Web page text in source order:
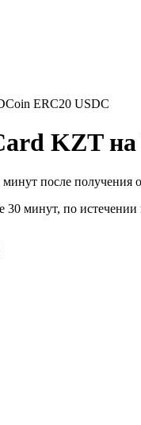
ERC20 USDC
KZT на
после получения
минут, по истечении